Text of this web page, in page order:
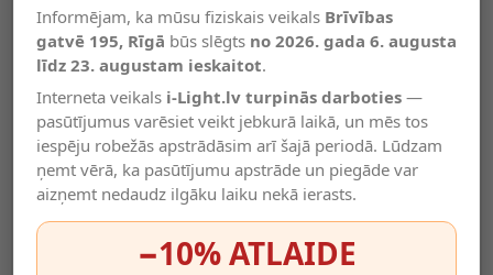
Salīdzināt
Vēlmju
saraksts
Valodas
Informējam, ka mūsu fiziskais veikals Brīvības
gatvē 195, Rīgā būs slēgts no 2026. gada 6. augusta
līdz 23. augustam ieskaitot.
Interneta veikals i-Light.lv turpinās darboties —
pasūtījumus varēsiet veikt jebkurā laikā, un mēs tos
iespēju robežās apstrādāsim arī šajā periodā. Lūdzam
ņemt vērā, ka pasūtījumu apstrāde un piegāde var
aizņemt nedaudz ilgāku laiku nekā ierasts.
−10% ATLAIDE